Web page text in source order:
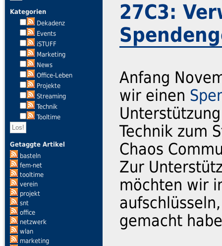
Kategorien
Dekadenz
Events
iSTUFF
Marketing
News
Office-Leben
Projekte
Streaming
Technik
Tooltime
Getaggte Artikel
basteln
fem-net
tooltime
verein
projekt
snt
office
netzwerk
wlan
marketing
27C3:
Anfang
wir einen
Technik zum
Chaos
Zur
möchten wir
gemacht